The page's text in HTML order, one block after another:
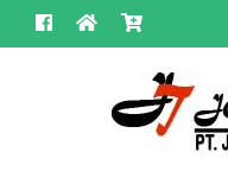
Lompat
ke